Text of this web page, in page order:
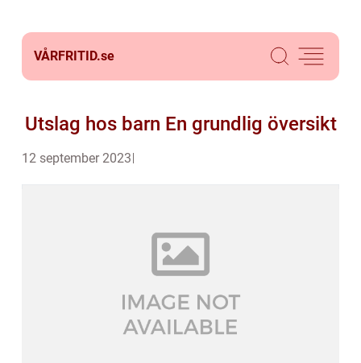
VÅRFRITID.se
Utslag hos barn En grundlig översikt
12 september 2023